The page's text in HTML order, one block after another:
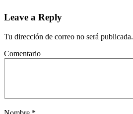
Leave a Reply
Tu dirección de correo no será publicada.
Comentario